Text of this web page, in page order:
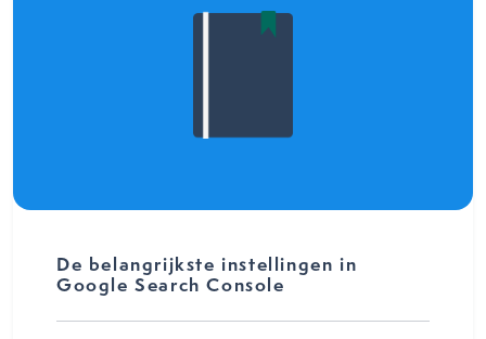
De belangrijkste instellingen in
Google Search Console